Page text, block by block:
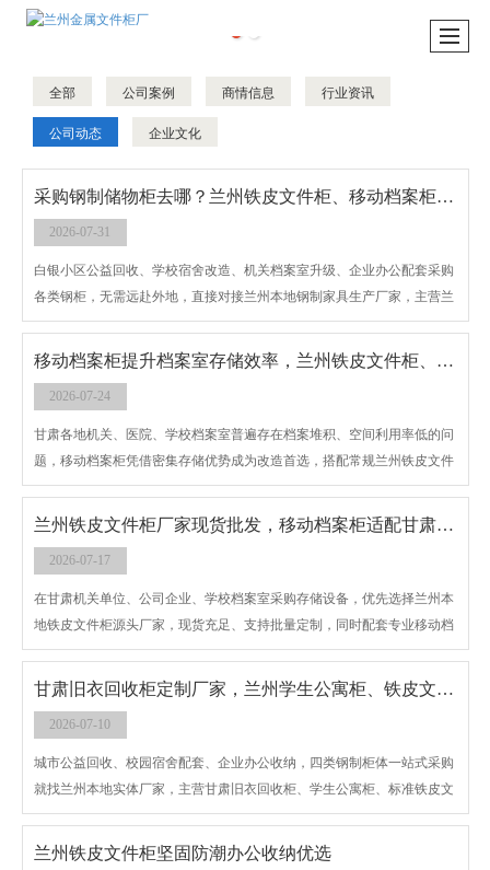
全部 公司案例 商情信息 行业资讯
公司动态 企业文化
采购钢制储物柜去哪？兰州铁皮文件柜、移动档案柜、旧衣回收柜、公寓柜源头厂家
2026-07-31
白银小区公益回收、学校宿舍改造、机关档案室升级、企业办公配套采购
各类钢柜，无需远赴外地，直接对接兰州本地钢制家具生产厂家，主营兰
州铁皮文件柜、移动档案柜、甘肃旧衣回收柜、学生公寓柜，直达白银平
川、靖远、景泰、会宁，物流成本更低、售后更便捷。
移动档案柜提升档案室存储效率，兰州铁皮文件柜、学生公寓柜现货批发
2026-07-24
甘肃各地机关、医院、学校档案室普遍存在档案堆积、空间利用率低的问
题，移动档案柜凭借密集存储优势成为改造首选，搭配常规兰州铁皮文件
柜、学生公寓柜、甘肃旧衣回收柜，本地厂家一站式配齐各类钢制储物设
备。
兰州铁皮文件柜厂家现货批发，移动档案柜适配甘肃企事业单位档案室
2026-07-17
在甘肃机关单位、公司企业、学校档案室采购存储设备，优先选择兰州本
地铁皮文件柜源头厂家，现货充足、支持批量定制，同时配套专业移动档
案柜，解决大量卷宗存放空间不足难题，覆盖兰州、白银、天水、武威全
省供货。
甘肃旧衣回收柜定制厂家，兰州学生公寓柜、铁皮文件柜一站式供应
2026-07-10
城市公益回收、校园宿舍配套、企业办公收纳，四类钢制柜体一站式采购
就找兰州本地实体厂家，主营甘肃旧衣回收柜、学生公寓柜、标准铁皮文
件柜、移动档案柜，全品类自主生产，可批量批发、个性化定制，配送覆
盖甘肃全省各市县。
兰州铁皮文件柜坚固防潮办公收纳优选